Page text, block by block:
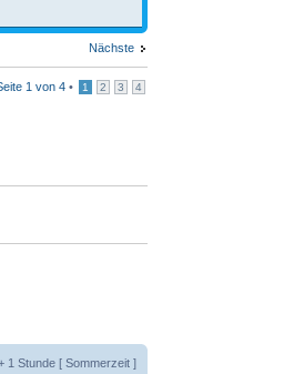
Nächste
1 von 4 • 1 2 3 4
1 Stunde [ Sommerzeit ]